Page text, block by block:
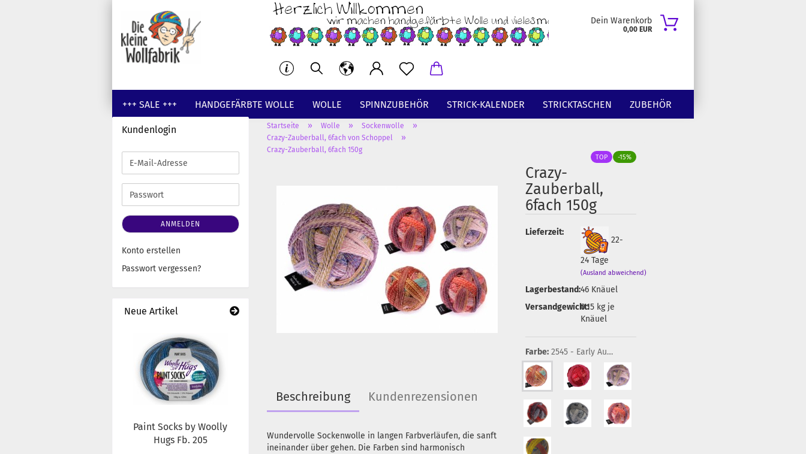
Dein Warenkorb
0,00 EUR
+++ SALE +++ HANDGEFÄRBTE WOLLE WOLLE SPINNZUBEHÖR STRICK-KALENDER STRICKTASCHEN ZUBEHÖR
GUTSCHEINE WOLLE UNGEFÄRBT
Startseite » Wolle » Sockenwolle »
Crazy-Zauberball, 6fach von Schoppel »
Crazy-Zauberball, 6fach 150g
TOP -15%
Crazy-
Zauberball,
6fach 150g
Lieferzeit:
22-
24 Tage
(Ausland abweichend)
Lagerbestand:46 Knäuel
Versandgewicht:0.15kg je
Knäuel
Farbe: 2545 - Early Autumn
Beschreibung Kundenrezensionen
Wundervolle Sockenwolle in langen Farbverläufen, die sanft
ineinander über gehen. Die Farben sind harmonisch
Kundenlogin
E-
Mail-
Adresse
Passwort
ANMELDEN
Konto erstellen
Passwort vergessen?
Neue Artikel
Paint Socks by Woolly
Hugs Fb. 205